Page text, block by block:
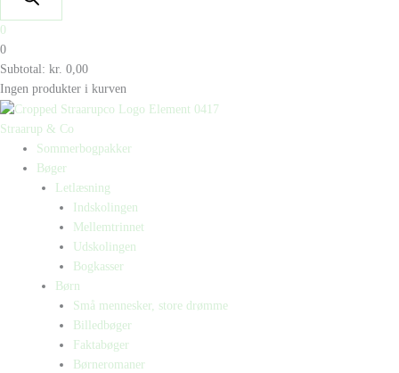
0
0
Subtotal: kr. 0,00
Ingen produkter i kurven
Straarup & Co
Sommerbogpakker
Bøger
Letlæsning
Indskolingen
Mellemtrinnet
Udskolingen
Bogkasser
Børn
Små mennesker, store drømme
Billedbøger
Faktabøger
Børneromaner